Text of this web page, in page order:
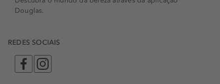
Douglas.
REDES SOCIAIS